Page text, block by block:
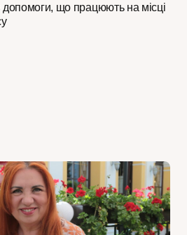
допомоги, що працюють на місці